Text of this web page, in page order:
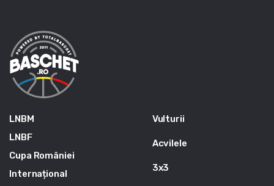
LNBM
LNBF
Cupa României
Internațional
Vulturii
Acvilele
3x3